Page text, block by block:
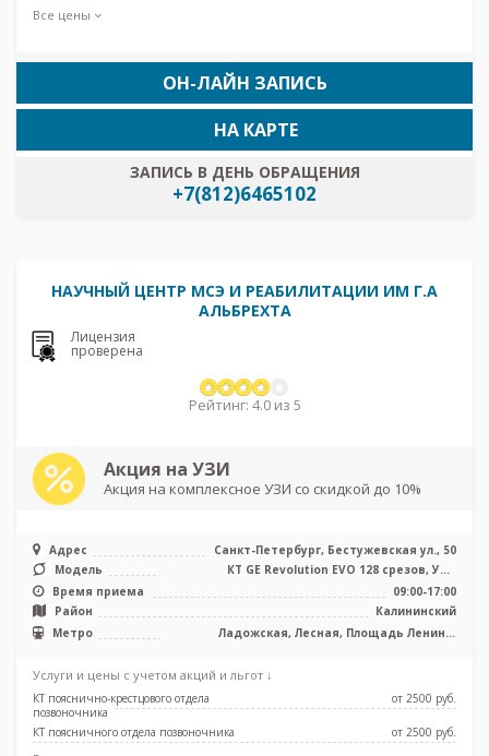
Все цены
ОН-ЛАЙН ЗАПИСЬ
ЗАПИСЬ В ДЕНЬ ОБРАЩЕНИЯ
+7(812)6465102
НА КАРТЕ
НАУЧНЫЙ ЦЕНТР МСЭ И РЕАБИЛИТАЦИИ ИМ Г.А
АЛЬБРЕХТА
Лицензия
проверена
Рейтинг: 4.0 из 5
Акция на УЗИ
Акция на комплексное УЗИ со скидкой до 10%
Адрес
Санкт-Петербург, Бестужевская ул., 50
Модель
КТ GE Revolution EVO 128 срезов, УЗИ
экспертного класса
Время приема
09:00-17:00
Район
Калининский
Метро
Ладожская, Лесная, Площадь Ленина,
Услуги и цены с учетом акций и льгот ↓
КТ пояснично-крестцового отдела
позвоночника
от 2500 pуб.
КТ поясничного отдела позвоночника от 2500 pуб.